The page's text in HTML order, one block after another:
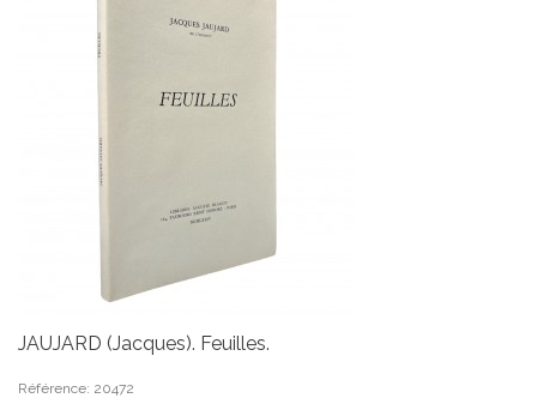
JAUJARD (Jacques). Feuilles.
Référence: 20472